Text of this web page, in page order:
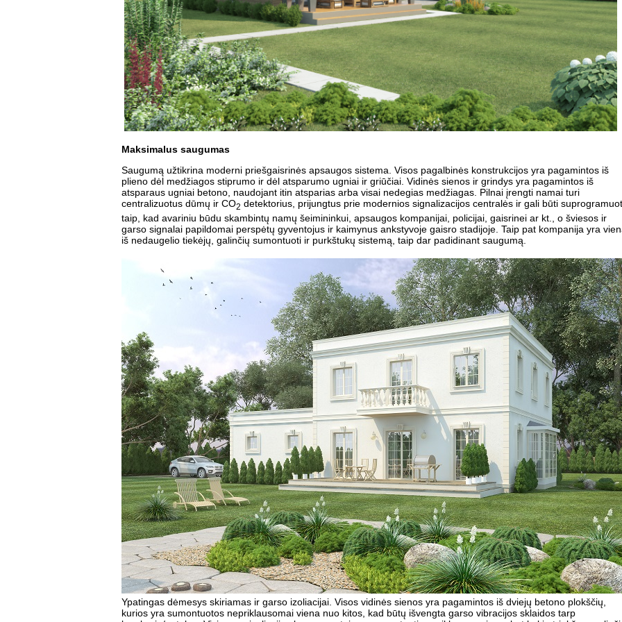
Maksimalus saugumas
Saugumą užtikrina moderni priešgaisrinės apsaugos sistema. Visos pagalbinės konstrukcijos yra pagamintos iš
plieno dėl medžiagos stiprumo ir dėl atsparumo ugniai ir griūčiai. Vidinės sienos ir grindys yra pagamintos iš
atsparaus ugniai betono, naudojant itin atsparias arba visai nedegias medžiagas. Pilnai įrengti namai turi
centralizuotus dūmų ir CO2 detektorius, prijungtus prie modernios signalizacijos centralės ir gali būti
taip, kad avariniu būdu skambintų namų šeimininkui, apsaugos kompanijai, policijai, gaisrinei ar kt., o šviesos ir
garso signalai papildomai perspėtų gyventojus ir kaimynus ankstyvoje gaisro stadijoje. Taip pat kompanija yra
iš nedaugelio tiekėjų, galinčių sumontuoti ir purkštukų sistemą, taip dar padidinant saugumą.
Ypatingas dėmesys skiriamas ir garso izoliacijai. Visos vidinės sienos yra pagamintos iš dviejų betono plokščių,
kurios yra sumontuotos nepriklausomai viena nuo kitos, kad būtų išvengta garso vibracijos sklaidos tarp